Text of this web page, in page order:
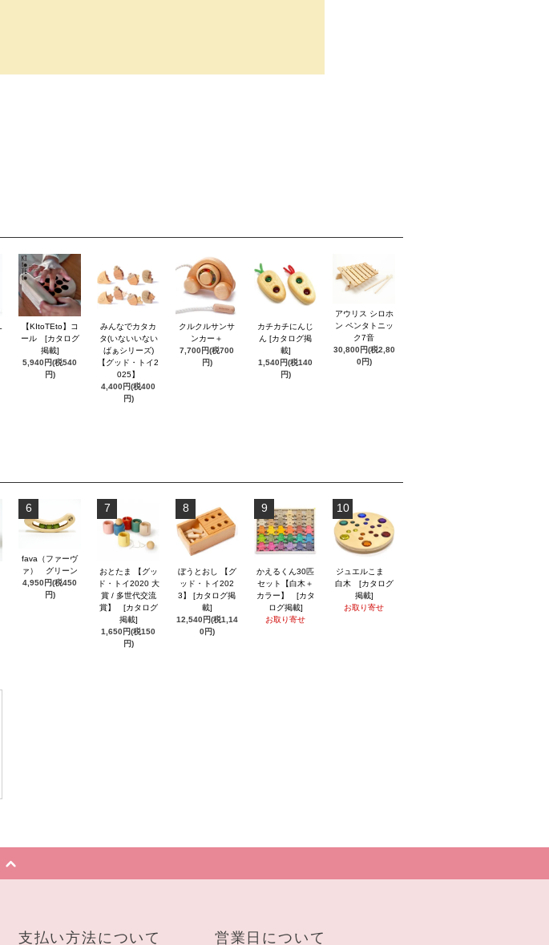
【KItoTEto】コ
ール [カタログ
掲載]
5,940円(税540
円)
みんなでカタカ
タ(いないいない
ばぁシリーズ)
【グッド・トイ2
025】
4,400円(税400
円)
クルクルサンサ
ンカー＋
7,700円(税700
円)
カチカチにんじ
ん [カタログ掲
載]
1,540円(税140
円)
アウリス シロホ
ン ペンタトニッ
ク7音
30,800円(税2,80
0円)
6
fava（ファーヴ
ァ） グリーン
4,950円(税450
円)
7
おとたま 【グッ
ド・トイ2020 大
賞 / 多世代交流
賞】 [カタログ
掲載]
1,650円(税150
円)
8
ぼうとおし 【グ
ッド・トイ202
3】 [カタログ掲
載]
12,540円(税1,14
0円)
9
かえるくん30匹
セット【白木＋
カラー】 [カタ
ログ掲載]
お取り寄せ
10
ジュエルこま
白木 [カタログ
掲載]
お取り寄せ
支払い方法について 営業日について